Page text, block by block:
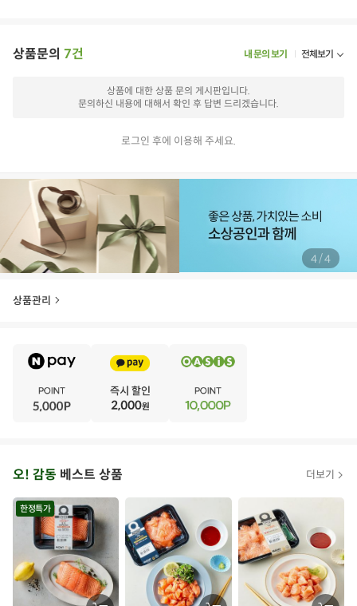
상품문의 7건 내 문의 보기 전체보기
상품에 대한 상품 문의 게시판입니다.
문의하신 내용에 대해서 확인 후 답변 드리겠습니다.
로그인 후에 이용해 주세요.
4 /4
상품관리
아
시
오! 감동 베스트 상품 더보기
한정특가